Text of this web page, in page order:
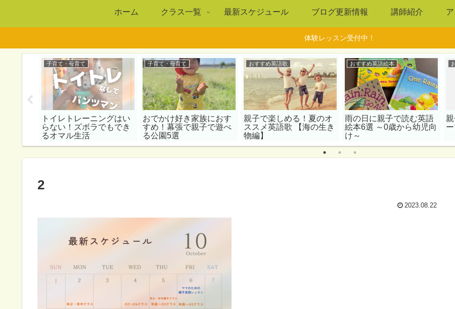
ホーム クラス一覧 最新スケジュール ブログ更新情報 講師紹介
体験レッスン受付中！
歌10選
子育て・母育て
トイレトレーニングはい
らない！ズボラでもでき
るオマル生活
子育て・母育て
おでかけ好き家族におす
すめ！幕張で親子で遊べ
る公園5選
おすすめ英語歌
親子で楽しめる！夏のオ
ススメ英語歌 【海の生き
物編】
おすすめ英語絵本
雨の日に親子で読む英語
絵本6選 ～0歳から幼児向
け～
2
2023.08.22